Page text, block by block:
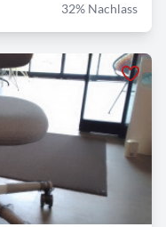
32% Nachlass